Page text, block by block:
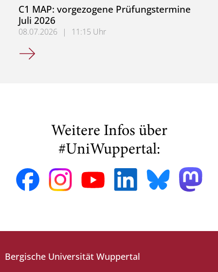
C1 MAP: vorgezogene Prüfungstermine
Juli 2026
08.07.2026 |
11:15 Uhr
C1 MAP: vorgezogene Prüfungstermine Juli 2026
Weitere Infos über
#UniWuppertal:
Bergische Universität Wuppertal